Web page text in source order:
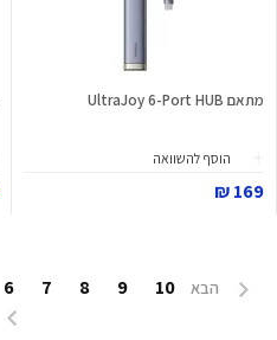
מתאם UltraJoy 6-Port HUB
הוסף להשוואה
169 ₪
הבא 10
9
8
7
6